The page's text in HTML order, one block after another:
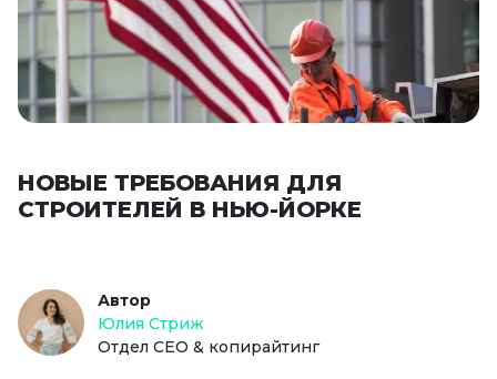
НОВЫЕ ТРЕБОВАНИЯ ДЛЯ
СТРОИТЕЛЕЙ В НЬЮ-ЙОРКЕ
Автор
Юлия Стриж
Отдел СЕО & копирайтинг